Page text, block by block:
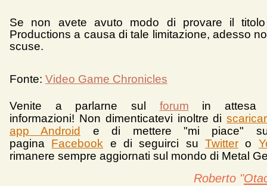
Se non avete avuto modo di provare il
Productions a causa di tale limitazione, adesso
scuse.
Fonte: Video Game Chronicles
Venite a parlarne sul forum in attesa
informazioni! Non dimenticatevi inoltre di
app Android
e di mettere "mi piace"
pagina Facebook e di seguirci suTwitter o
rimanere sempre aggiornati sul mondo di Metal
Roberto "